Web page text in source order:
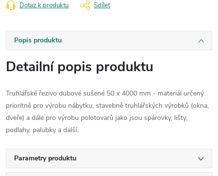
Dotaz k produktu Sdílet
Popis produktu
Detailní popis produktu
Truhlářské řezivo dubové sušené 50 x 4000 mm - materiál určený
prioritně pro výrobu nábytku, stavebně truhlářských výrobků (okna,
dveře) a dále pro výrobu polotovarů jako jsou spárovky, lišty,
podlahy, palubky a další.
Parametry produktu